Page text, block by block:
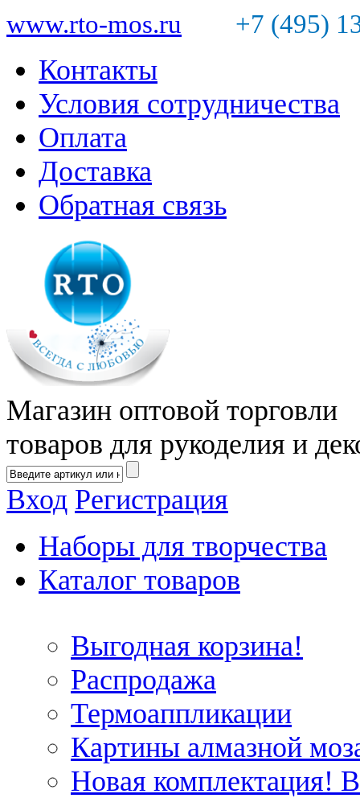
www.rto-mos.ru +7 (495)
Контакты
Условия сотрудничества
Оплата
Доставка
Обратная связь
Магазин оптовой торговли
товаров для рукоделия и
Вход Регистрация
Наборы для творчества
Каталог товаров
Выгодная корзина!
Распродажа
Термоаппликации
Картины алмазной
Новая комплектация!